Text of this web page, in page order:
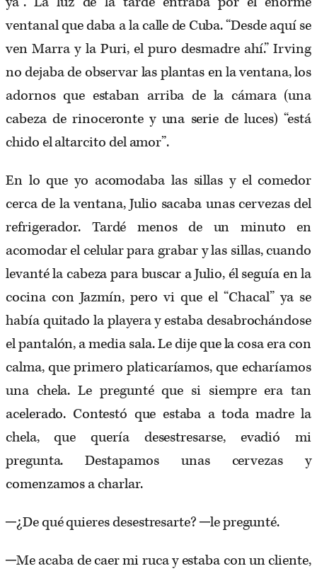
ventanal que daba a la calle de Cuba. “Desde aquí se
ven Marra y la Puri, el puro desmadre ahí.” Irving
no dejaba de observar las plantas en la ventana, los
adornos que estaban arriba de la cámara (una
cabeza de rinoceronte y una serie de luces) “está
chido el altarcito del amor”.
En lo que yo acomodaba las sillas y el comedor
cerca de la ventana, Julio sacaba unas cervezas del
refrigerador. Tardé menos de un minuto en
acomodar el celular para grabar y las sillas, cuando
levanté la cabeza para buscar a Julio, él seguía en la
cocina con Jazmín, pero vi que el “Chacal” ya se
había quitado la playera y estaba desabrochándose
el pantalón, a media sala. Le dije que la cosa era con
calma, que primero platicaríamos, que echaríamos
una chela. Le pregunté que si siempre era tan
acelerado. Contestó que estaba a toda madre la
chela, que quería desestresarse, evadió mi
pregunta. Destapamos unas cervezas y
comenzamos a charlar.
─¿De qué quieres desestresarte? ─le pregunté.
─Me acaba de caer mi ruca y estaba con un cliente,